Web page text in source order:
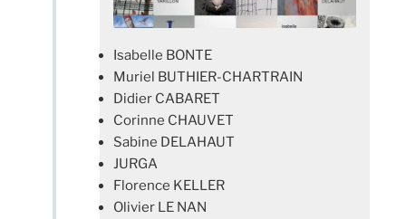
Isabelle BONTE
Muriel BUTHIER-CHARTRAIN
Didier CABARET
Corinne CHAUVET
Sabine DELAHAUT
JURGA
Florence KELLER
Olivier LE NAN